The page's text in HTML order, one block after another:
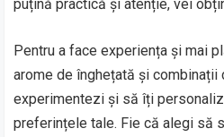
puțină practică și atenție, vei
Pentru a face experiența și mai
arome de înghețată și
experimentezi și să îți
preferințele tale. Fie că alegi să